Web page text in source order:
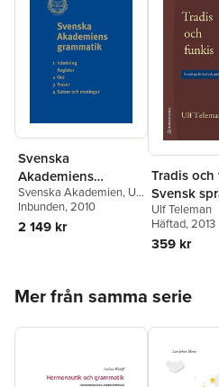
Svenska
Akademiens
grammatik
Svenska Akademien, Ulf
Teleman
Inbunden, 2010
2 149 kr
Tradis
Svensk
och
efter 1800
Ulf Teleman
Häftad, 2013
359 kr
Mer från samma serie